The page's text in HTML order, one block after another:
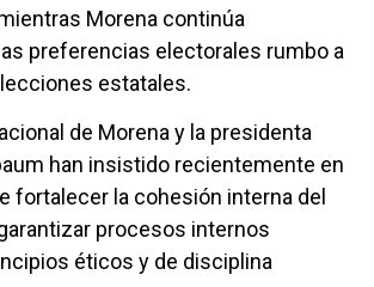
Morena continúa
preferencias electorales rumbo a
estatales.
de Morena y la presidenta
han insistido recientemente en
fortalecer la cohesión interna del
procesos internos
éticos y de disciplina